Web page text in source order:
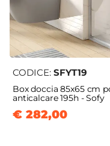
CODICE: SFYT19
Box doccia 85x65 cm
anticalcare 195h - Sofy
€ 282,00